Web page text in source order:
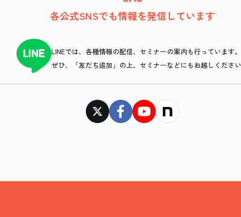
各公式SNSでも情報を発信しています
LINEでは、各種情報の配信、セミナーの案内も行っています。
ぜひ、「友だち追加」の上、セミナーなどにもお越しくださ